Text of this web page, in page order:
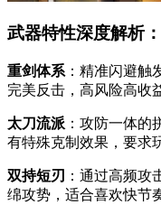
武器特性深度解析：
重剑体系 ：精准闪避触
完美反击，高风险高收
太刀流派 ：攻防一体的
有特殊克制效果，要求
双持短刃 ：通过高频攻
绵攻势，适合喜欢快节